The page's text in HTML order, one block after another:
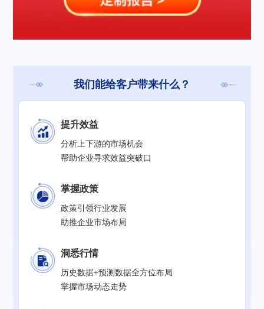
我们能给客户带来什么？
提升效益
分析上下游的市场机会
帮助企业寻求效益突破口
掌握政策
政策引领行业发展
助推企业市场布局
洞悉行情
历史数据+预测数据全方位布局
掌握市场动态走势